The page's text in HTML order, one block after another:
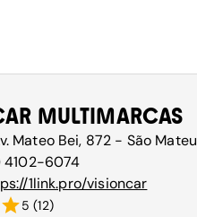
MULTIMARCAS
Mateo Bei, 872 - São
4102-6074
1link.pro/visioncar
5 (12)